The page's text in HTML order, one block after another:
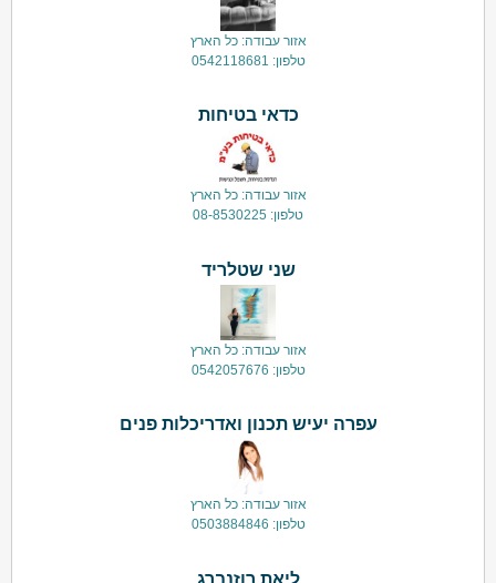
אזור עבודה: כל הארץ
טלפון: 0542118681
כדאי בטיחות
אזור עבודה: כל הארץ
טלפון: 08-8530225
שני שטלריד
אזור עבודה: כל הארץ
טלפון: 0542057676
עפרה יעיש תכנון ואדריכלות פנים
אזור עבודה: כל הארץ
טלפון: 0503884846
ליאת רוזנברג